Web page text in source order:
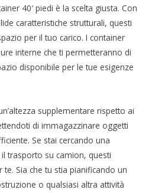
40′ piedi è la scelta giusta. Con
caratteristiche strutturali, questi
per il tuo carico. I container
interne che ti permetteranno di
disponibile per le tue esigenze
supplementare rispetto ai
di immagazzinare oggetti
Se stai cercando una
trasporto su camion, questi
Sia che tu stia pianificando un
o qualsiasi altra attività